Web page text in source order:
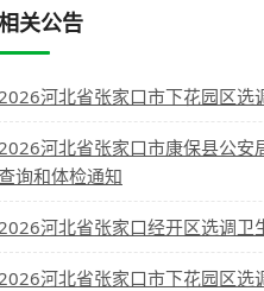
关公告
河北省张家口市下花园区选
河北省张家口市康保县公安
询和体检通知
河北省张家口经开区选调卫
河北省张家口市下花园区选